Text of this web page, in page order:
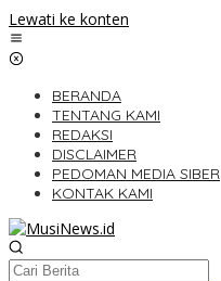
Lewati ke konten
BERANDA
TENTANG KAMI
REDAKSI
DISCLAIMER
PEDOMAN MEDIA SIBER
KONTAK KAMI